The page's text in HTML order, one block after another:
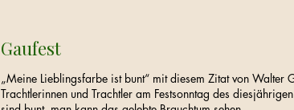
Gaufest
„Meine Lieblingsfarbe ist bunt“ mit diesem Zitat von
Trachtlerinnen und Trachtler am Festsonntag des